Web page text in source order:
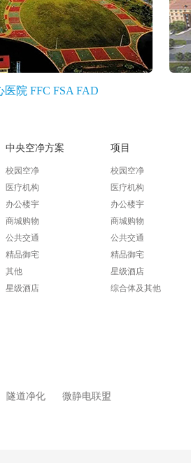
院 FFC FSA FAD
中央空净方案
校园空净
医疗机构
办公楼宇
商城购物
公共交通
精品御宅
其他
星级酒店
项目
校园空净
医疗机构
办公楼宇
商城购物
公共交通
精品御宅
星级酒店
综合体及其他
隧道净化 微静电联盟